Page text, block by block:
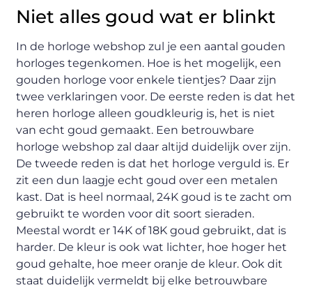
Niet alles goud wat er blinkt
In de horloge webshop zul je een aantal gouden
horloges tegenkomen. Hoe is het mogelijk, een
gouden horloge voor enkele tientjes? Daar zijn
twee verklaringen voor. De eerste reden is dat het
heren horloge alleen goudkleurig is, het is niet
van echt goud gemaakt. Een betrouwbare
horloge webshop zal daar altijd duidelijk over zijn.
De tweede reden is dat het horloge verguld is. Er
zit een dun laagje echt goud over een metalen
kast. Dat is heel normaal, 24K goud is te zacht om
gebruikt te worden voor dit soort sieraden.
Meestal wordt er 14K of 18K goud gebruikt, dat is
harder. De kleur is ook wat lichter, hoe hoger het
goud gehalte, hoe meer oranje de kleur. Ook dit
staat duidelijk vermeldt bij elke betrouwbare